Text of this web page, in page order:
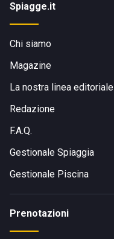
Spiagge.it
Chi siamo
Magazine
La nostra linea editoriale
Redazione
F.A.Q.
Gestionale Spiaggia
Gestionale Piscina
Prenotazioni